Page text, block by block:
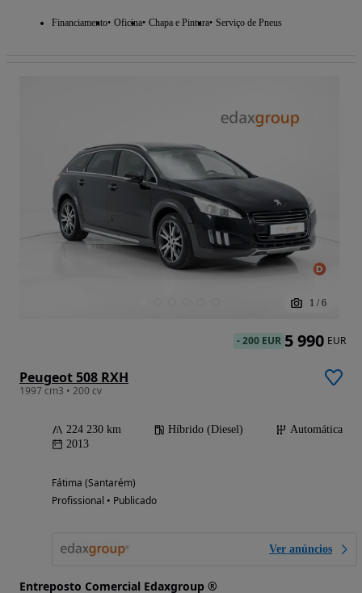
Financiamento Oficina Chapa e Pintura Serviço de Pneus
1 / 6
Peugeot 508 RXH
1997 cm3 • 200 cv
224 230 km Híbrido (Diesel)
Automática
2013
Fátima (Santarém)
Profissional • Publicado
Ver anúncios
Entreposto Comercial Edaxgroup ®
-200 EUR 5 990 EUR